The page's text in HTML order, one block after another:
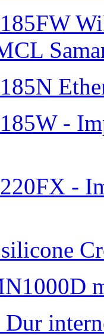
-
-
Dur